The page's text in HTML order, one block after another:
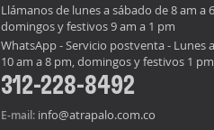
Llámanos de lunes a sábado de 8 am a
domingos y festivos 9 am a 1 pm
WhatsApp - Servicio postventa - Lunes
10 am a 8 pm, domingos y festivos 1
312-228-8492
E-mail: info@atrapalo.com.co